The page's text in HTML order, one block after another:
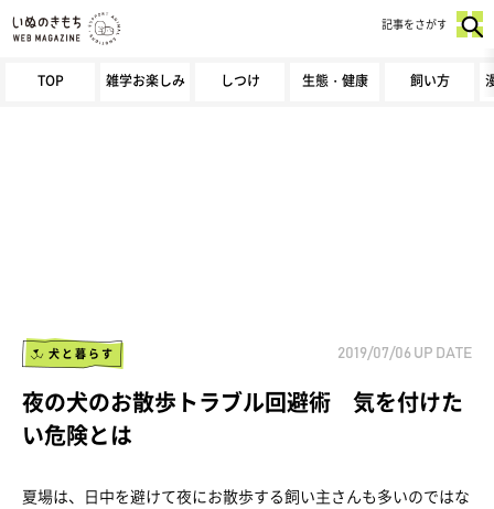
TOP 雑学お楽しみ しつけ 生態・健康 飼い方
記事をさがす
犬と暮らす 2019/07/06 UP DATE
夜の犬のお散歩トラブル回避術 気を付けた
い危険とは
夏場は、日中を避けて夜にお散歩する飼い主さんも多いのではな